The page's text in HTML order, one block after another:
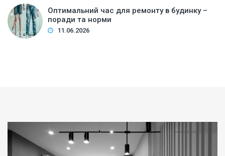
Оптимальний час для ремонту в будинку –
поради та норми
11.06.2026